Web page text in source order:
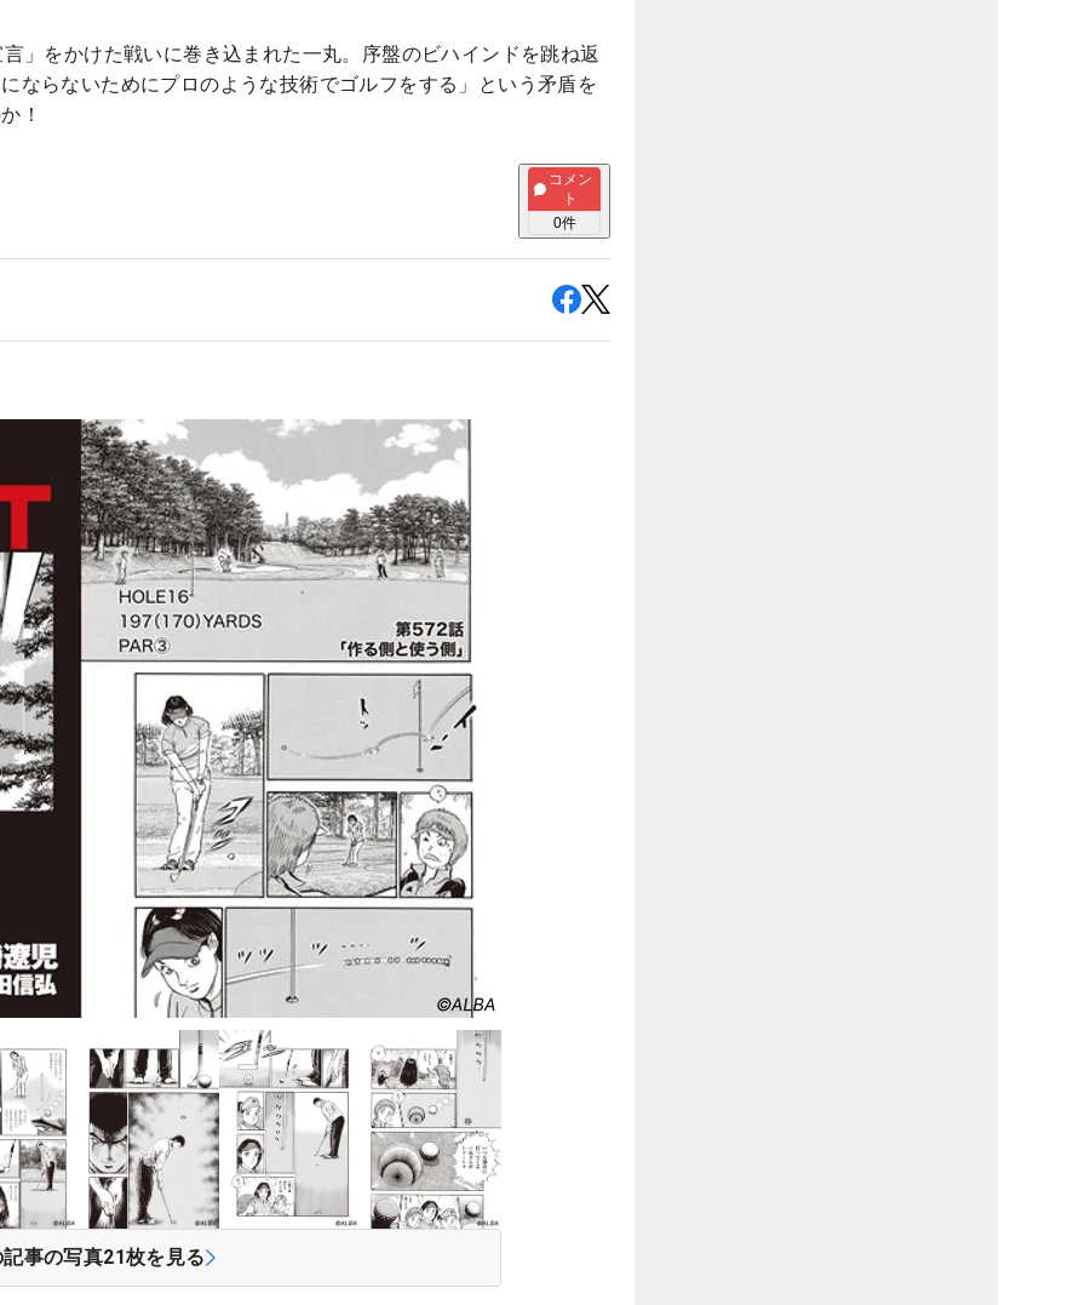
」をかけた戦いに巻き込まれた一丸。序盤のビハインドを跳ね返
ならないためにプロのような技術でゴルフをする」という矛盾を
！
コメン
ト
0件
事の写真21枚を見る